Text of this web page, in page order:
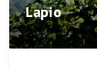
Lapio